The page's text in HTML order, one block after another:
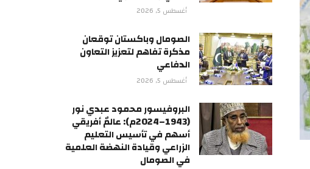
أغسطس 5, 2026
الصومال وباكستان توقعان
مذكرة تفاهم لتعزيز التعاون
الدفاعي
أغسطس 5, 2026
البروفيسور محمود عبدي نور
(1943–2024م): عالمٌ أفريقي
أسهم في تأسيس التعليم
الزراعي وقيادة النهضة العلمية
في الصومال